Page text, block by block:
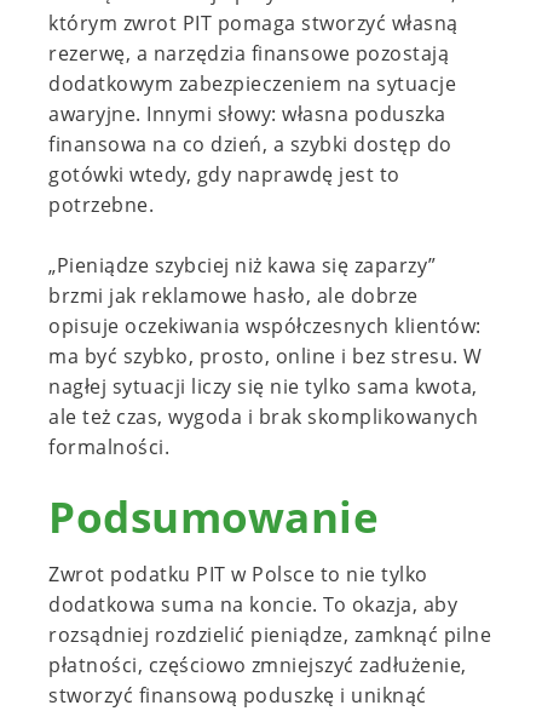
którym zwrot PIT pomaga stworzyć własną
rezerwę, a narzędzia finansowe pozostają
dodatkowym zabezpieczeniem na sytuacje
awaryjne. Innymi słowy: własna poduszka
finansowa na co dzień, a szybki dostęp do
gotówki wtedy, gdy naprawdę jest to
potrzebne.
„Pieniądze szybciej niż kawa się zaparzy”
brzmi jak reklamowe hasło, ale dobrze
opisuje oczekiwania współczesnych klientów:
ma być szybko, prosto, online i bez stresu. W
nagłej sytuacji liczy się nie tylko sama kwota,
ale też czas, wygoda i brak skomplikowanych
formalności.
Podsumowanie
Zwrot podatku PIT w Polsce to nie tylko
dodatkowa suma na koncie. To okazja, aby
rozsądniej rozdzielić pieniądze, zamknąć pilne
płatności, częściowo zmniejszyć zadłużenie,
stworzyć finansową poduszkę i uniknąć